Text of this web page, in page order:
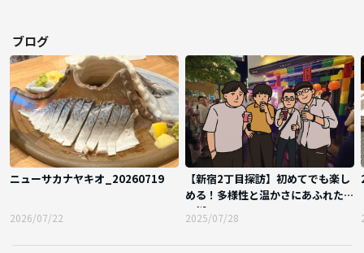
ブログ
ニューサカナヤキオ_20260719
2026/07/22
【新宿2丁目探訪】初めてでも楽し
める！多様性と温かさにあふれた夜
の街
2025/07/28